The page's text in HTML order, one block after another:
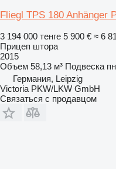
Fliegl TPS 180 Anhänger
3 194 000 тенге 5 900 € ≈ 6
Прицеп штора
2015
Объем 58,13 м³ Подвеска
Германия, Leipzig
Victoria PKW/LKW GmbH
Связаться с продавцом